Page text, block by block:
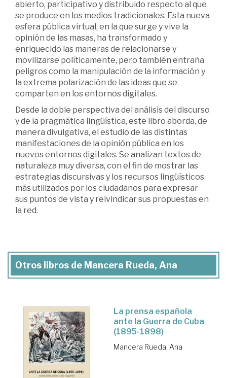
abierto, participativo y distribuido respecto al que
se produce en los medios tradicionales. Esta nueva
esfera pública virtual, en la que surge y vive la
opinión de las masas, ha transformado y
enriquecido las maneras de relacionarse y
movilizarse políticamente, pero también entraña
peligros como la manipulación de la información y
la extrema polarización de las ideas que se
comparten en los entornos digitales.
Desde la doble perspectiva del análisis del discurso
y de la pragmática lingüística, este libro aborda, de
manera divulgativa, el estudio de las distintas
manifestaciones de la opinión pública en los
nuevos entornos digitales. Se analizan textos de
naturaleza muy diversa, con el fin de mostrar las
estrategias discursivas y los recursos lingüísticos
más utilizados por los ciudadanos para expresar
sus puntos de vista y reivindicar sus propuestas en
la red.
Otros libros de Mancera Rueda, Ana
La prensa española
ante la Guerra de Cuba
(1895-1898)
Mancera Rueda, Ana